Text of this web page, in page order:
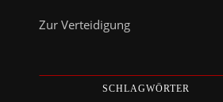
Zur Verteidigung
SCHLAGWÖRTER